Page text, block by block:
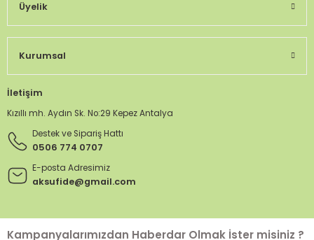
Üyelik
Kurumsal
İletişim
Kızıllı mh. Aydın Sk. No:29 Kepez Antalya
Destek ve Sipariş Hattı
0506 774 0707
E-posta Adresimiz
aksufide@gmail.com
Kampanyalarımızdan Haberdar Olmak İster misiniz ?